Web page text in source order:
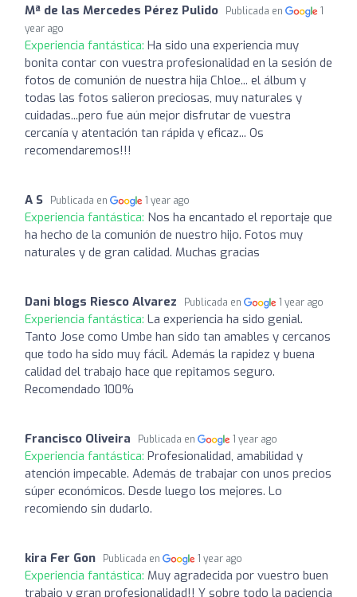
Mª de las Mercedes Pérez Pulido Publicada en
1
year ago
Experiencia fantástica: Ha sido una experiencia muy
bonita contar con vuestra profesionalidad en la sesión de
fotos de comunión de nuestra hija Chloe... el álbum y
todas las fotos salieron preciosas, muy naturales y
cuidadas...pero fue aún mejor disfrutar de vuestra
cercanía y atentación tan rápida y eficaz... Os
recomendaremos!!!
A S Publicada en 1 year ago
Experiencia fantástica: Nos ha encantado el reportaje que
ha hecho de la comunión de nuestro hijo. Fotos muy
naturales y de gran calidad. Muchas gracias
Dani blogs Riesco Alvarez Publicada en 1 year ago
Experiencia fantástica: La experiencia ha sido genial.
Tanto Jose como Umbe han sido tan amables y cercanos
que todo ha sido muy fácil. Además la rapidez y buena
calidad del trabajo hace que repitamos seguro.
Recomendado 100%
Francisco Oliveira Publicada en 1 year ago
Experiencia fantástica: Profesionalidad, amabilidad y
atención impecable. Además de trabajar con unos precios
súper económicos. Desde luego los mejores. Lo
recomiendo sin dudarlo.
kira Fer Gon Publicada en 1 year ago
Experiencia fantástica: Muy agradecida por vuestro buen
trabajo y gran profesionalidad!! Y sobre todo la paciencia